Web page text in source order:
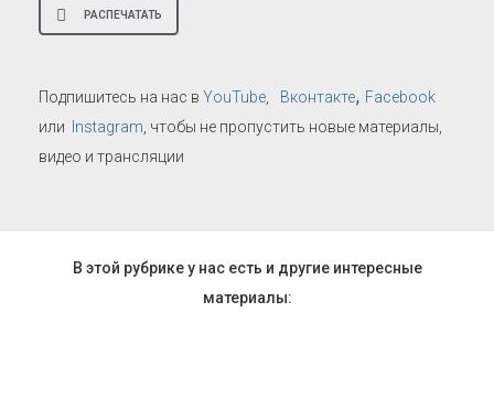
РАСПЕЧАТАТЬ
Подпишитесь на нас в YouTube Вконтакте, Facebook
или Instagram , чтобы не пропустить новые материалы,
видео и трансляции
В этой рубрике у нас есть и другие интересные
материалы: